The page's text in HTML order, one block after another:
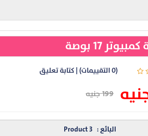
17 بوصة
(0 التقييمات) |كتابة تعليق
199 جنيه
البائع :